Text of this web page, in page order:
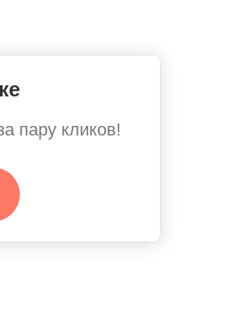
пару кликов!